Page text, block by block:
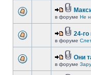
в форуме Не
24-
в форуме
Они
в форуме